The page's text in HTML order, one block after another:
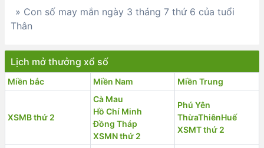
» Con số may mắn ngày 3 tháng 7 thứ 6 của tuổi
Thân
Lịch mở thưởng xổ số
Miền bắc Miền Nam Miền Trung
XSMB thứ 2
Cà Mau
Hồ Chí Minh
Đồng Tháp
XSMN thứ 2
Phú Yên
ThừaThiênHuế
XSMT thứ 2